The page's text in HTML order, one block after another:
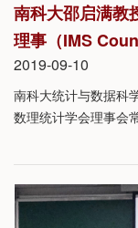
南科大邵启满教
理事（IMS
2019-09-10
南科大统计与数据科
数理统计学会理事会